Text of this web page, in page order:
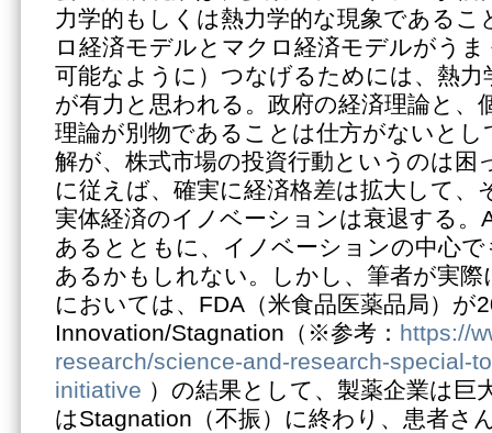
力学的もしくは熱力学的な現象であるこ
ロ経済モデルとマクロ経済モデルがう
可能なように）つなげるためには、熱力
が有力と思われる。政府の経済理論と、
理論が別物であることは仕方がないと
解が、株式市場の投資行動というのは困
に従えば、確実に経済格差は拡大して、
実体経済のイノベーションは衰退する。
あるとともに、イノベーションの中心
あるかもしれない。しかし、筆者が実際
においては、FDA（米食品医薬品局）が
Innovation/Stagnation（※参考： https://
research/science-and-research-special-
initiative ）の結果として、製薬企業は巨
はStagnation（不振）に終わり、患者さ